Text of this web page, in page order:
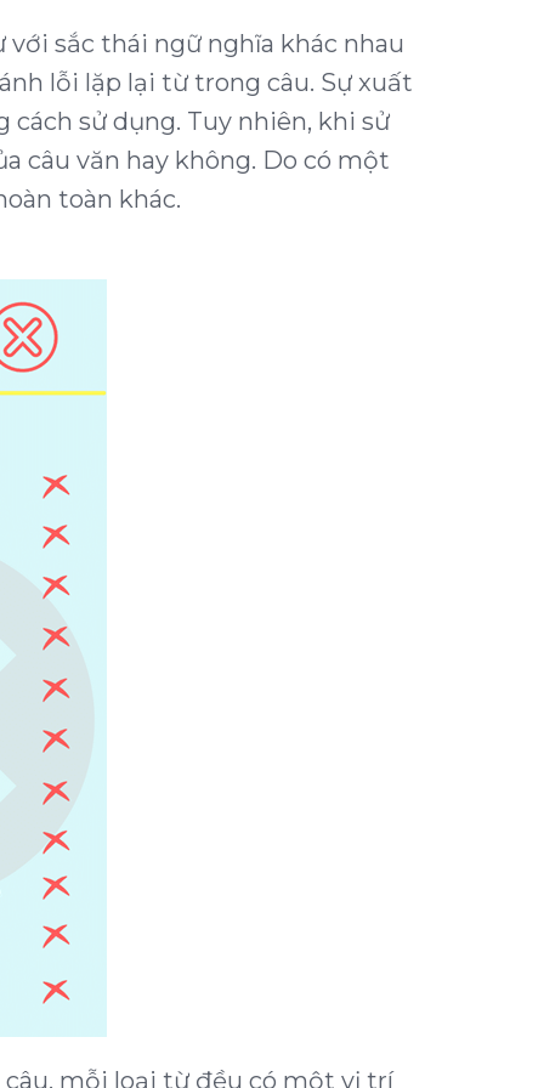
sắc thái ngữ nghĩa khác nhau
lỗi lặp lại từ trong câu. Sự xuất
sử dụng. Tuy nhiên, khi sử
câu văn hay không. Do có một
toàn khác.
mỗi loại từ đều có một vị trí